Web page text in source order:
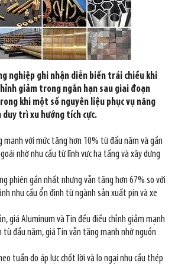
nghiệp ghi nhận diễn biến trái chiều khi
giảm trong ngắn hạn sau giai đoạn
khi một số nguyên liệu phục vụ năng
duy trì xu hướng tích cực.
với mức tăng hơn 10% từ đầu năm và gần
nhờ nhu cầu từ lĩnh vực hạ tầng và xây dựng
phiên gần nhất nhưng vẫn tăng hơn 67% so với
nhu cầu ổn định từ ngành sản xuất pin và xe
giá Aluminum và Tin đều điều chỉnh giảm mạnh
đầu năm, giá Tin vẫn tăng mạnh nhờ nguồn
tuần do áp lực chốt lời và lo ngại nhu cầu thép